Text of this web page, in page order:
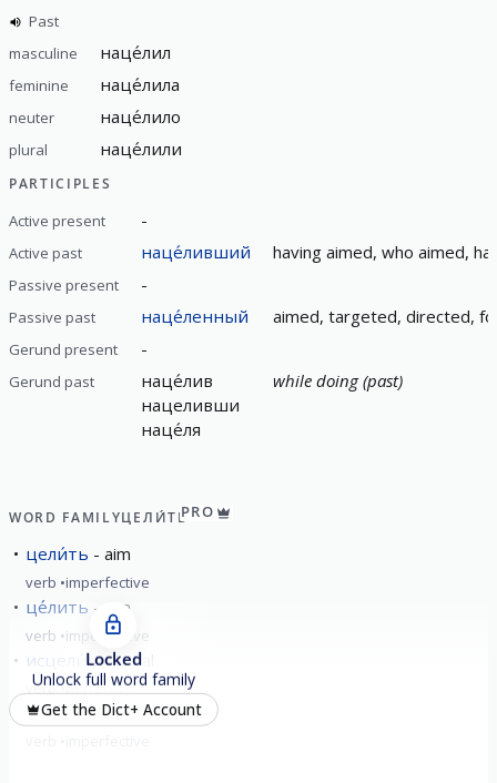
Past
masculine
наце́лил
feminine наце́лила
neuter наце́лило
plural наце́лили
PARTICIPLES
Active present -
Active past наце́ливший having aimed, who aimed,
Passive present -
Passive past наце́ленный aimed, targeted, directed,
Gerund present -
Gerund past
наце́лив
нацеливши
наце́ля
while doing (past)
WORD FAMILYЦЕЛИ́ТЬPRO
цели́ть aim
verb imperfective
це́лить aim
verb imperfective
исцели́ть heal
verb perfective
це́литься To fire
Locked
Unlock full word family
Get the Dict+ Account